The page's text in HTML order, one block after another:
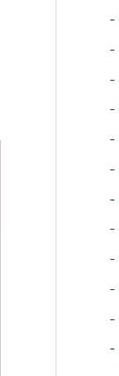
-
-
-
-
-
-
-
-
-
-
-
-